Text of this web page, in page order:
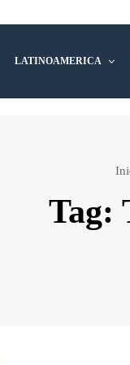
LATINOAMERICA
Tag: